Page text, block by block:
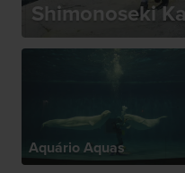
Shimonoseki
Aquário Aquas